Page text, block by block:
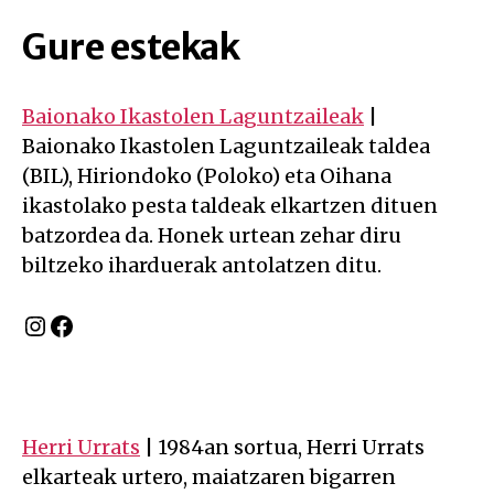
Gure estekak
Baionako Ikastolen Laguntzaileak
Baionako Ikastolen Laguntzaileak taldea
(BIL), Hiriondoko (Poloko) eta Oihana
ikastolako pesta taldeak elkartzen dituen
batzordea da. Honek urtean zehar diru
biltzeko iharduerak antolatzen ditu.
Instagram
Facebook
Herri Urrats | 1984an sortua, Herri Urrats
elkarteak urtero, maiatzaren bigarren